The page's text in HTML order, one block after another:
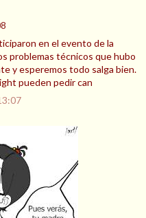
en el evento de la
problemas técnicos que hubo
y esperemos todo salga bien.
pueden pedir can